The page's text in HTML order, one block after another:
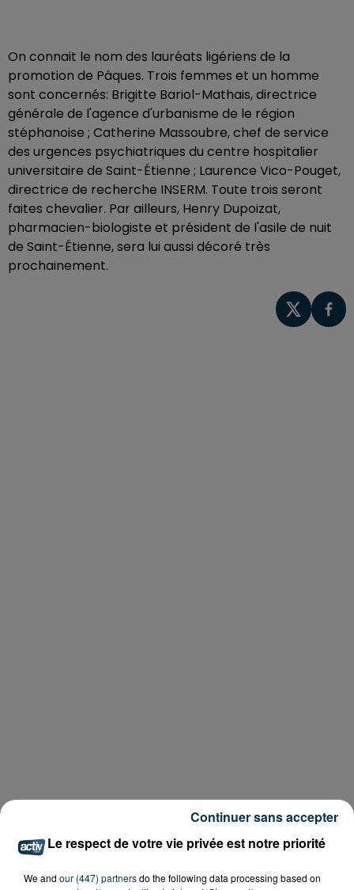
On connait le nom des lauréats ligériens de la
promotion de Pâques. Trois femmes et un homme
sont concernés: Brigitte Bariol-Mathais, directrice
générale de l'agence d'urbanisme de le région
stéphanoise ; Catherine Massoubre, chef de service
des urgences psychiatriques du centre hospitalier
universitaire de Saint-Étienne ; Laurence Vico-Pouget,
directrice de recherche INSERM. Toute trois seront
faites chevalier. Par ailleurs, Henry Dupoizat,
pharmacien-biologiste et président de l'asile de nuit
de Saint-Étienne, sera lui aussi décoré très
prochainement.
Le respect de votre vie privée est notre priorité
We and our (447) partnersdo the following data processing based on
Continuer sans accepter